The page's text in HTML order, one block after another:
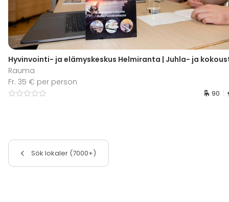
Hyvinvointi- ja elämyskeskus Helmiranta | Juhla- ja
Rauma
Fr. 35 € per person
90
Sök lokaler (7000+)